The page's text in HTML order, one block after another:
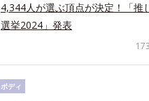
4,344人が選ぶ頂点が決定！「推
選挙2024」発表
ボディ